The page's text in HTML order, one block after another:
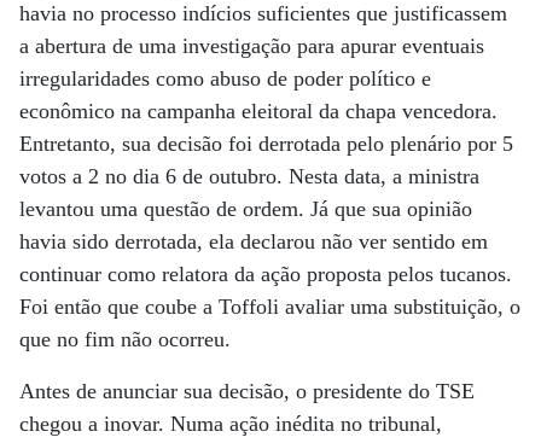
havia no processo indícios suficientes que justificassem
a abertura de uma investigação para apurar eventuais
irregularidades como abuso de poder político e
econômico na campanha eleitoral da chapa vencedora.
Entretanto, sua decisão foi derrotada pelo plenário por 5
votos a 2 no dia 6 de outubro. Nesta data, a ministra
levantou uma questão de ordem. Já que sua opinião
havia sido derrotada, ela declarou não ver sentido em
continuar como relatora da ação proposta pelos tucanos.
Foi então que coube a Toffoli avaliar uma substituição, o
que no fim não ocorreu.
Antes de anunciar sua decisão, o presidente do TSE
chegou a inovar. Numa ação inédita no tribunal,